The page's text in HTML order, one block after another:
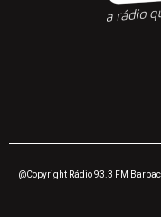
@Copyright Rádio 93.3 FM